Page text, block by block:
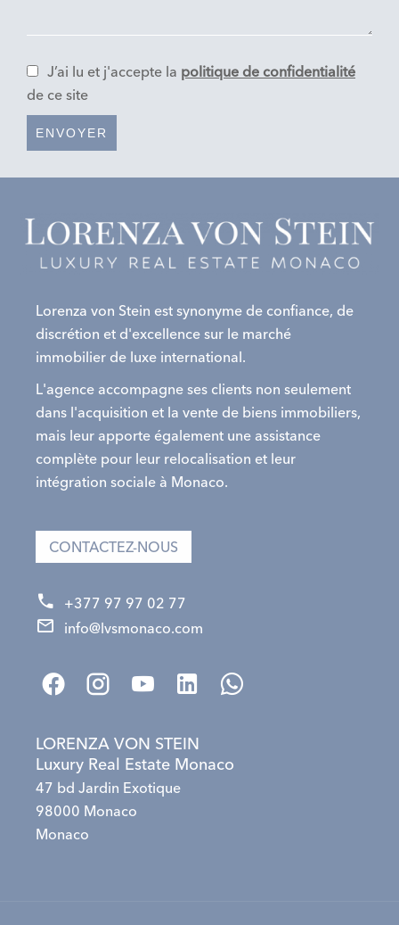
J’ai lu et j'accepte la politique de confidentialité
de ce site
ENVOYER
Lorenza von Stein est synonyme de confiance, de
discrétion et d'excellence sur le marché
immobilier de luxe international.
L'agence accompagne ses clients non seulement
dans l'acquisition et la vente de biens immobiliers,
mais leur apporte également une assistance
complète pour leur relocalisation et leur
intégration sociale à Monaco.
CONTACTEZ-NOUS
+377 97 97 02 77
info@lvsmonaco.com
LORENZA VON STEIN
Luxury Real Estate Monaco
47 bd Jardin Exotique
98000 Monaco
Monaco